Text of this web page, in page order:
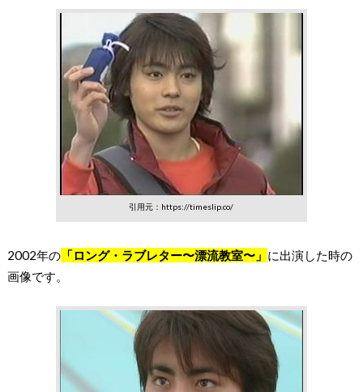
引用元：https://timeslip.co/
2002年の「ロング・ラブレター〜漂流教室〜」 に出演した時の
画像です。